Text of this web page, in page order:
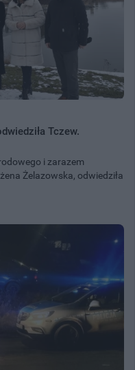
Tczew.
i zarazem
Żelazowska, odwiedziła